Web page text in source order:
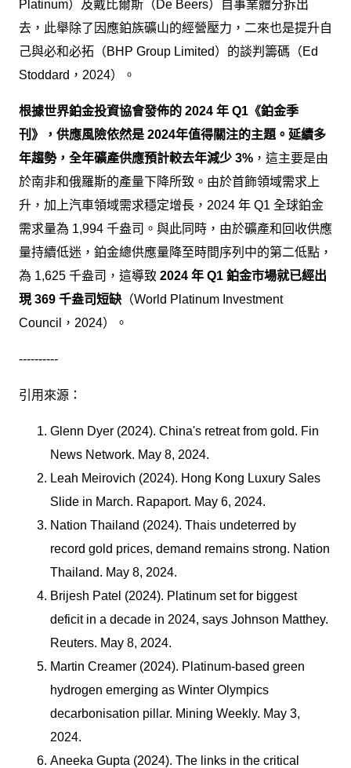
Platinum）及戴比爾斯（De Beers）自事業體分拆出
去，此舉除了因應鉑族礦山的經營壓力，二來也是提升自
己與必和必拓（BHP Group Limited）的談判籌碼（Ed
Stoddard，2024）。
根據世界鉑金投資協會發佈的 2024 年 Q1《鉑金季
刊》，供應風險依然是 2024年值得關注的主題。延續多
年趨勢，全年礦產供應預計較去年減少 3% ，這主要是由
於南非和俄羅斯的產量下降所致。由於首飾領域需求上
升，加上汽車領域需求穩定增長，2024 年 Q1 全球鉑金
需求量為 1,994 千盎司。與此同時，由於礦產和回收供應
量持續低迷，鉑金總供應量降至時間序列中的第二低點，
為 1,625 千盎司，這導致 2024 年 Q1 鉑金市場就已經出
現 369 千盎司短缺 （World Platinum Investment
Council，2024）。
----------
引用來源：
Glenn Dyer (2024). China's retreat from gold. Fin
News Network. May 8, 2024.
Leah Meirovich (2024). Hong Kong Luxury Sales
Slide in March. Rapaport. May 6, 2024.
Nation Thailand (2024). Thais undeterred by
record gold prices, demand remains strong. Nation
Thailand. May 8, 2024.
Brijesh Patel (2024). Platinum set for biggest
deficit in a decade in 2024, says Johnson Matthey.
Reuters. May 8, 2024.
Martin Creamer (2024). Platinum-based green
hydrogen emerging as Winter Olympics
decarbonisation pillar. Mining Weekly. May 3,
2024.
Aneeka Gupta (2024). The links in the critical